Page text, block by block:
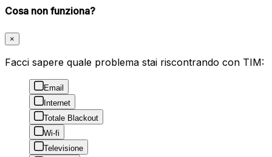
Cosa non funziona?
×
Facci sapere quale problema stai riscontrando con TIM:
Email
Internet
Totale Blackout
Wi-fi
Televisione